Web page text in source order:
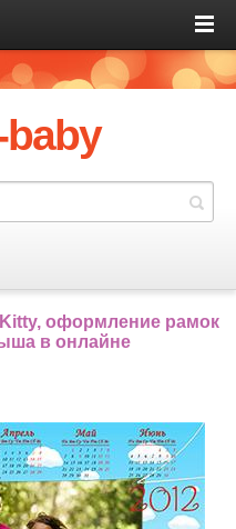
Kitty, оформление рамок
в онлайне